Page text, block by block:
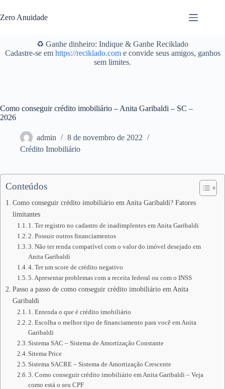
para
o
Zero Anuidade
♻️ Ganhe dinheiro: Indique & Ganhe Reciklado
Cadastre-se em https://reciklado.come convide seus amigos, ganhos
sem limites.
Como conseguir crédito imobiliário – Anita Garibaldi – SC –
2026
admin
8 de novembro de 2022
Crédito Imobiliário
Conteúdos
Como conseguir crédito imobiliário em Anita Garibaldi? Fatores
limitantes
1. Ter registro no cadastro de inadimplentes em Anita Garibaldi
2. Possuir outros financiamentos
3. Não ter renda compatível com o valor do imóvel desejado em
Anita Garibaldi
4. Ter um score de crédito negativo
5. Apresentar problemas com a receita federal ou com o INSS
Passo a passo de como conseguir crédito imobiliário em Anita
Garibaldi
1. Entenda o que é crédito imobiliário
2. Escolha o melhor tipo de financiamento para você em Anita
Garibaldi
Sistema SAC – Sistema de Amortização Constante
Sitema Price
Sistema SACRE – Sistema de Amortização Crescente
3. Como conseguir crédito imobiliário em Anita Garibaldi – Veja
como está o seu CPF